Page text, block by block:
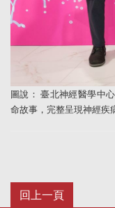
圖說： 臺北神經醫學中
命故事，完整呈現神經疾